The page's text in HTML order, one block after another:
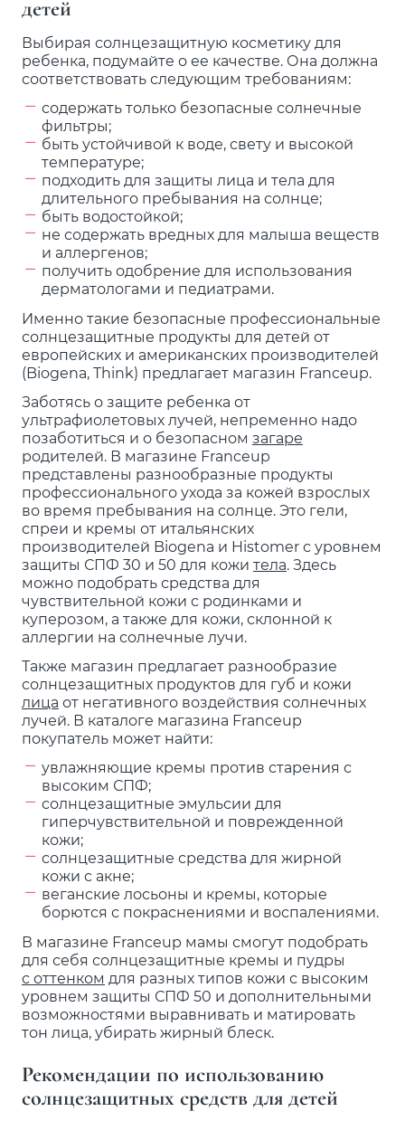
детей
Выбирая солнцезащитную косметику для
ребенка, подумайте о ее качестве. Она должна
соответствовать следующим требованиям:
содержать только безопасные солнечные
фильтры;
быть устойчивой к воде, свету и высокой
температуре;
подходить для защиты лица и тела для
длительного пребывания на солнце;
быть водостойкой;
не содержать вредных для малыша веществ
и аллергенов;
получить одобрение для использования
дерматологами и педиатрами.
Именно такие безопасные профессиональные
солнцезащитные продукты для детей от
европейских и американских производителей
(Biogena, Think) предлагает магазин Franceup.
Заботясь о защите ребенка от
ультрафиолетовых лучей, непременно надо
позаботиться и о безопасном загаре
родителей. В магазине Franceup
представлены разнообразные продукты
профессионального ухода за кожей взрослых
во время пребывания на солнце. Это гели,
спреи и кремы от итальянских
производителей Biogena и Histomer с уровнем
защиты СПФ 30 и 50 для кожи тела. Здесь
можно подобрать средства для
чувствительной кожи с родинками и
куперозом, а также для кожи, склонной к
аллергии на солнечные лучи.
Также магазин предлагает разнообразие
солнцезащитных продуктов для губ и кожи
лица от негативного воздействия солнечных
лучей. В каталоге магазина Franceup
покупатель может найти:
увлажняющие кремы против старения с
высоким СПФ;
солнцезащитные эмульсии для
гиперчувствительной и поврежденной
кожи;
солнцезащитные средства для жирной
кожи с акне;
веганские лосьоны и кремы, которые
борются с покраснениями и воспалениями.
В магазине Franceup мамы смогут подобрать
для себя солнцезащитные кремы и пудры
с оттенком для разных типов кожи с высоким
уровнем защиты СПФ 50 и дополнительными
возможностями выравнивать и матировать
тон лица, убирать жирный блеск.
Рекомендации по использованию
солнцезащитных средств для детей